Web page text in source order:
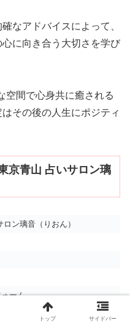
なアドバイスによって、
に向き合う大切さを学び
空間で心身共に癒される
その後の人生にポジティ
京青山 占いサロン璃
ン璃音（りおん）
ーム
トップ サイドバー